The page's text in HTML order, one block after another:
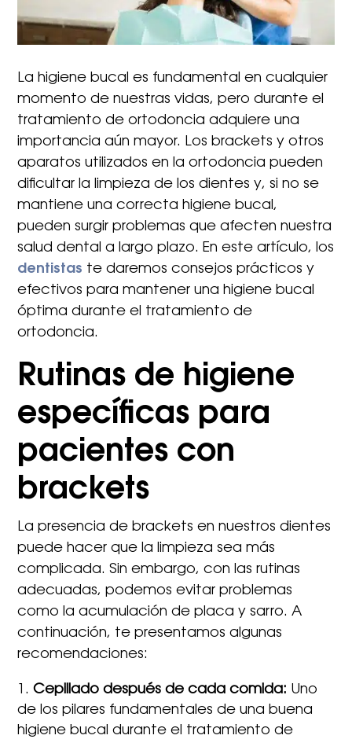
La higiene bucal es fundamental en cualquier
momento de nuestras vidas, pero durante el
tratamiento de ortodoncia adquiere una
importancia aún mayor. Los brackets y otros
aparatos utilizados en la ortodoncia pueden
dificultar la limpieza de los dientes y, si no se
mantiene una correcta higiene bucal,
pueden surgir problemas que afecten nuestra
salud dental a largo plazo. En este artículo, los
dentistas te daremos consejos prácticos y
efectivos para mantener una higiene bucal
óptima durante el tratamiento de
ortodoncia.
Rutinas de higiene
específicas para
pacientes con
brackets
La presencia de brackets en nuestros dientes
puede hacer que la limpieza sea más
complicada. Sin embargo, con las rutinas
adecuadas, podemos evitar problemas
como la acumulación de placa y sarro. A
continuación, te presentamos algunas
recomendaciones:
Cepillado después de cada comida: Uno
de los pilares fundamentales de una buena
higiene bucal durante el tratamiento de